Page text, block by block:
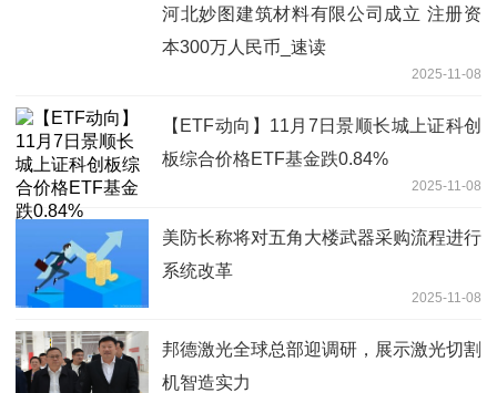
河北妙图建筑材料有限公司成立 注册资
本300万人民币_速读
2025-11-08
【ETF动向】11月7日景顺长城上证科创
板综合价格ETF基金跌0.84%
2025-11-08
美防长称将对五角大楼武器采购流程进行
系统改革
2025-11-08
邦德激光全球总部迎调研，展示激光切割
机智造实力